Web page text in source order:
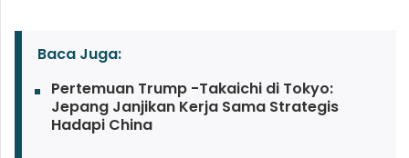
Baca Juga:
Pertemuan Trump -Takaichi di Tokyo:
Jepang Janjikan Kerja Sama Strategis
Hadapi China